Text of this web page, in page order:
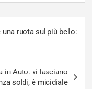
una ruota sul più bello:
in Auto: vi lasciano
soldi, è micidiale